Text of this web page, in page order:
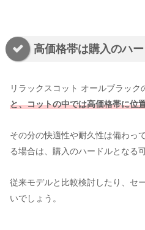
高価格帯は購入のハ
リラックスコット オールブラック
と、コットの中では高価格帯に位
その分の快適性や耐久性は備わっ
る場合は、購入のハードルとなる
従来モデルと比較検討したり、セ
いでしょう。